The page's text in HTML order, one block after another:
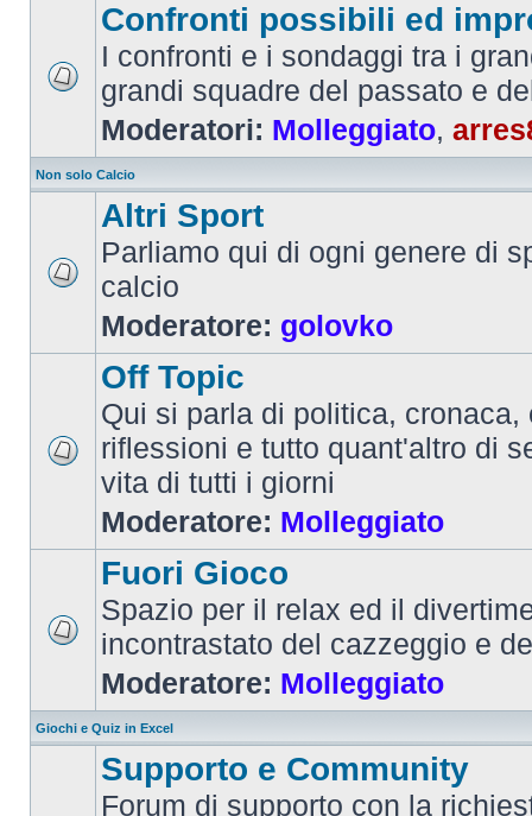
Confronti possibili ed
I confronti e i sondaggi tra i
grandi squadre del passato e
Moderatori: Molleggiato,
Non solo Calcio
Altri Sport
Parliamo qui di ogni genere di
calcio
Moderatore: golovko
Off Topic
Qui si parla di politica, cronaca,
riflessioni e tutto quant'altro di
vita di tutti i giorni
Moderatore: Molleggiato
Fuori Gioco
Spazio per il relax ed il
incontrastato del cazzeggio e
Moderatore: Molleggiato
Giochi e Quiz in Excel
Supporto e Community
Forum di supporto con la